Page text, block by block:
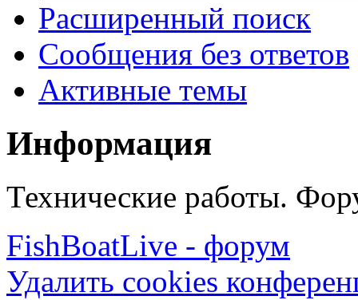
Расширенный поиск
Сообщения без ответов
Активные темы
Информация
Технические работы.
FishBoatLive - форум
Удалить cookies